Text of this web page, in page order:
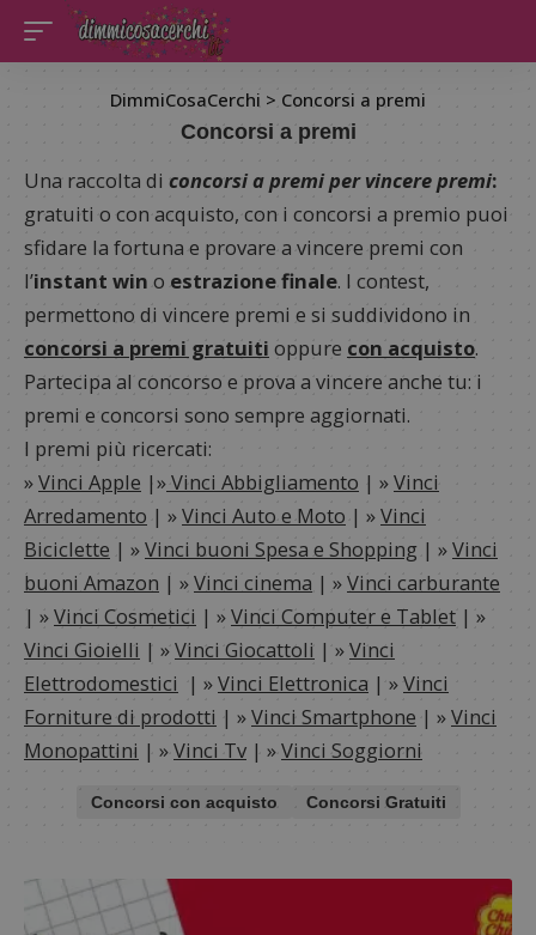
DimmiCosaCerchi > Concorsi a premi
Concorsi a premi
Una raccolta di concorsi a premi per vincere premi:
gratuiti o con acquisto, con i concorsi a premio puoi
sfidare la fortuna e provare a vincere premi con
l’instant win o estrazione finale. I contest,
permettono di vincere premi e si suddividono in
concorsi a premi gratuiti oppure con acquisto.
Partecipa al concorso e prova a vincere anche tu: i
premi e concorsi sono sempre aggiornati.
I premi più ricercati:
»Vinci Apple |»Vinci Abbigliamento | »Vinci
Arredamento | »Vinci Auto e Moto | »Vinci
Biciclette | »Vinci buoni Spesa e Shopping | »Vinci
buoni Amazon | »Vinci cinema | »Vinci carburante
| »Vinci Cosmetici | »Vinci Computer e Tablet | »
Vinci Gioielli | »Vinci Giocattoli | »Vinci
Elettrodomestici | »Vinci Elettronica | »Vinci
Forniture di prodotti | »Vinci Smartphone | »Vinci
Monopattini | »Vinci Tv | »Vinci Soggiorni
Concorsi con acquisto Concorsi Gratuiti